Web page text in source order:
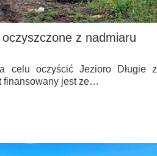
z nadmiaru
celu oczyścić Jezioro Długie z
finansowany jest ze…